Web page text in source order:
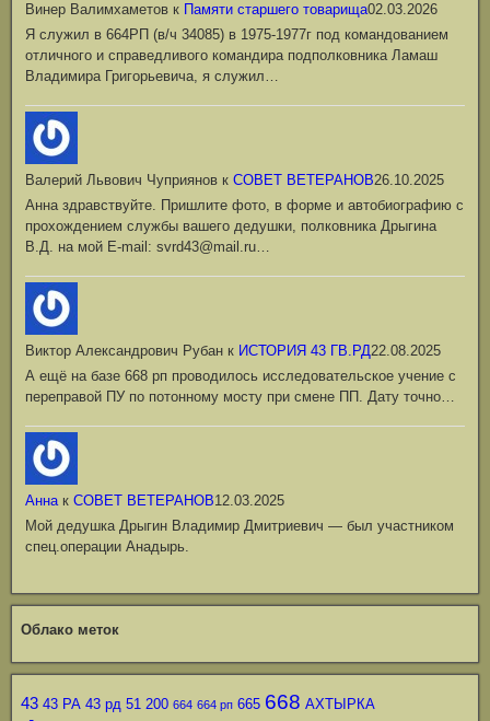
Винер Валимхаметов к Памяти старшего товарища02.03.2026
Я служил в 664РП (в/ч 34085) в 1975-1977г под командованием
отличного и справедливого командира подполковника Ламаш
Владимира Григорьевича, я служил…
Валерий Львович Чуприянов к СОВЕТ ВЕТЕРАНОВ26.10.2025
Анна здравствуйте. Пришлите фото, в форме и автобиографию с
прохождением службы вашего дедушки, полковника Дрыгина
В.Д. на мой Е-mail: svrd43@mail.ru…
Виктор Александрович Рубан к ИСТОРИЯ 43 ГВ.РД22.08.2025
А ещё на базе 668 рп проводилось исследовательское учение с
переправой ПУ по потонному мосту при смене ПП. Дату точно…
Аннак СОВЕТ ВЕТЕРАНОВ12.03.2025
Мой дедушка Дрыгин Владимир Дмитриевич — был участником
спец.операции Анадырь.
Облако меток
43 43 РА 43 рд 51 200 664 664 рп 665 668 АХТЫРКА